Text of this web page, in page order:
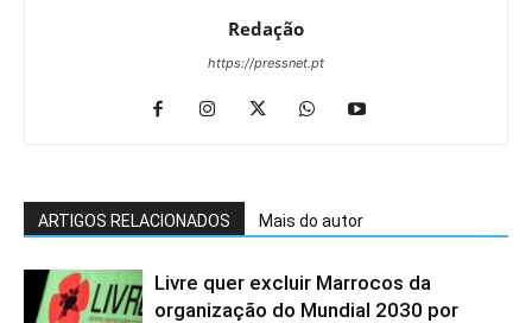
Redação
https://pressnet.pt
ARTIGOS RELACIONADOS Mais do autor
Livre quer excluir Marrocos da
organização do Mundial 2030 por